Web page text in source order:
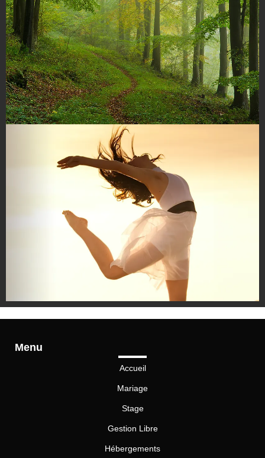
Chemin d'évolution par le toucher MJo
Dreyer Janvier et Avril 24
La voix du corps par Ame Soleil 7-9
Menu
Accueil
Mariage
Stage
Gestion Libre
Hébergements